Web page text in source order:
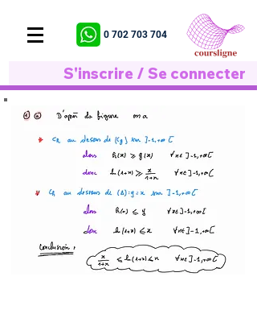
0 702 703 704
S'inscrire / Se connecter